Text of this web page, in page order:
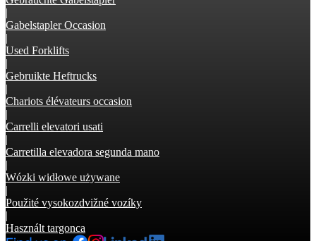
|
Gabelstapler Occasion
|
Used Forklifts
|
Gebruikte Heftrucks
|
Chariots élévateurs occasion
|
Carrelli elevatori usati
|
Carretilla elevadora segunda mano
|
Wózki widłowe używane
|
Použité vysokozdvižné vozíky
|
Használt targonca